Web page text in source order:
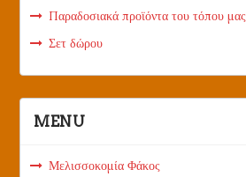
Παραδοσιακά προϊόντα του τόπου μας
Σετ δώρου
MENU
Μελισσοκομία Φάκος